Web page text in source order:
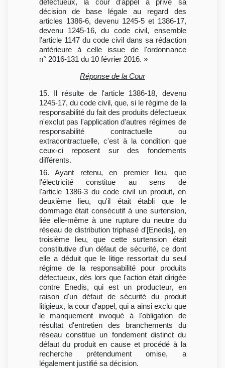
décision de base légale au regard des
articles 1386-6, devenu 1245-5 et 1386-17,
devenu 1245-16, du code civil, ensemble
l'article 1147 du code civil dans sa rédaction
antérieure à celle issue de l'ordonnance
n° 2016-131 du 10 février 2016. »
Réponse de la Cour
15. Il résulte de l'article 1386-18, devenu
1245-17, du code civil, que, si le régime de la
responsabilité du fait des produits défectueux
n'exclut pas l'application d'autres régimes de
responsabilité contractuelle ou
extracontractuelle, c'est à la condition que
ceux-ci reposent sur des fondements
différents.
16. Ayant retenu, en premier lieu, que
l'électricité constitue au sens de
l'article 1386-3 du code civil un produit, en
deuxième lieu, qu'il était établi que le
dommage était consécutif à une surtension,
liée elle-même à une rupture du neutre du
réseau de distribution triphasé d'[Enedis], en
troisième lieu, que cette surtension était
constitutive d'un défaut de sécurité, ce dont
elle a déduit que le litige ressortait du seul
régime de la responsabilité pour produits
défectueux, dès lors que l'action était dirigée
contre Enedis, qui est un producteur, en
raison d'un défaut de sécurité du produit
litigieux, la cour d'appel, qui a ainsi exclu que
le manquement invoqué à l'obligation de
résultat d'entretien des branchements du
réseau constitue un fondement distinct du
défaut du produit en cause et procédé à la
recherche prétendument omise, a
légalement justifié sa décision.